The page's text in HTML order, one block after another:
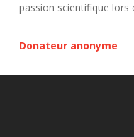
passion scientifique lors
Donateur anonyme